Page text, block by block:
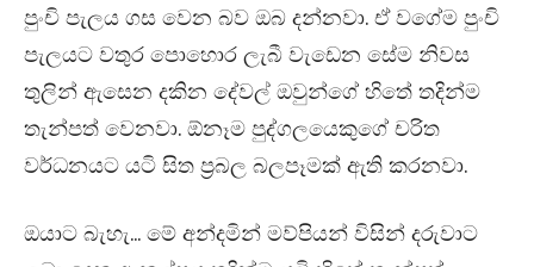
පුංචි පැලය ගස වෙන බව ඔබ දන්නවා. ඒ වගේම පුංචි
පැලයට වතුර පොහොර ලැබී වැඩෙන සේම නිවස
තුලින් ඇසෙන දකින දේවල් ඔවුන්ගේ හිතේ තදින්ම
තැන්පත් වෙනවා. ඕනෑම පුද්ගලයෙකුගේ චරිත
වර්ධනයට යටි සිත ප්‍රබල බලපෑමක් ඇති කරනවා.
ඔයාට බැහැ… මේ අන්දමින් මව්පියන් විසින් දරුවාට